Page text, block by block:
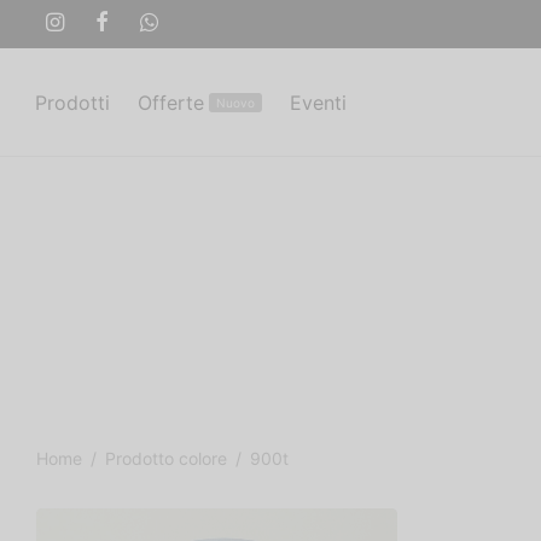
Prodotti Offerte Eventi
Home / Prodotto colore / 900t